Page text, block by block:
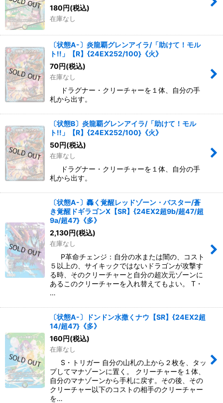
180円(税込)
在庫なし
〔状態A-〕炎龍覇グレンアイラ/「助けて！モル
ト!!」【R】{24EX252/100}《火》
70円(税込)
在庫なし
ドラグナー・クリーチャーを１体、自分の手
札から出す。
〔状態B〕炎龍覇グレンアイラ/「助けて！モル
ト!!」【R】{24EX252/100}《火》
50円(税込)
在庫なし
ドラグナー・クリーチャーを１体、自分の手
札から出す。
〔状態A-〕轟く覚醒レッドゾーン・バスター/蒼
き覚醒ドギラゴンX【SR】{24EX2超9b/超47/超
9a/超47}《多》
2,130円(税込)
在庫なし
P革命チェンジ：自分の水または闇の、コスト
５以上の、サイキックではないドラゴンが攻撃す
る時、そのクリーチャーと自分の超次元ゾーンに
あるこのクリーチャーを入れ替えてもよい。 T・
…
〔状態A-〕ドンドン水撒くナウ【SR】{24EX2超
14/超47}《多》
160円(税込)
在庫なし
S・トリガー 自分の山札の上から２枚を、タッ
プしてマナゾーンに置く。 クリーチャーを１体、
自分のマナゾーンから手札に戻す。その後、その
クリーチャー以下のコストの相手のクリーチャー
を…